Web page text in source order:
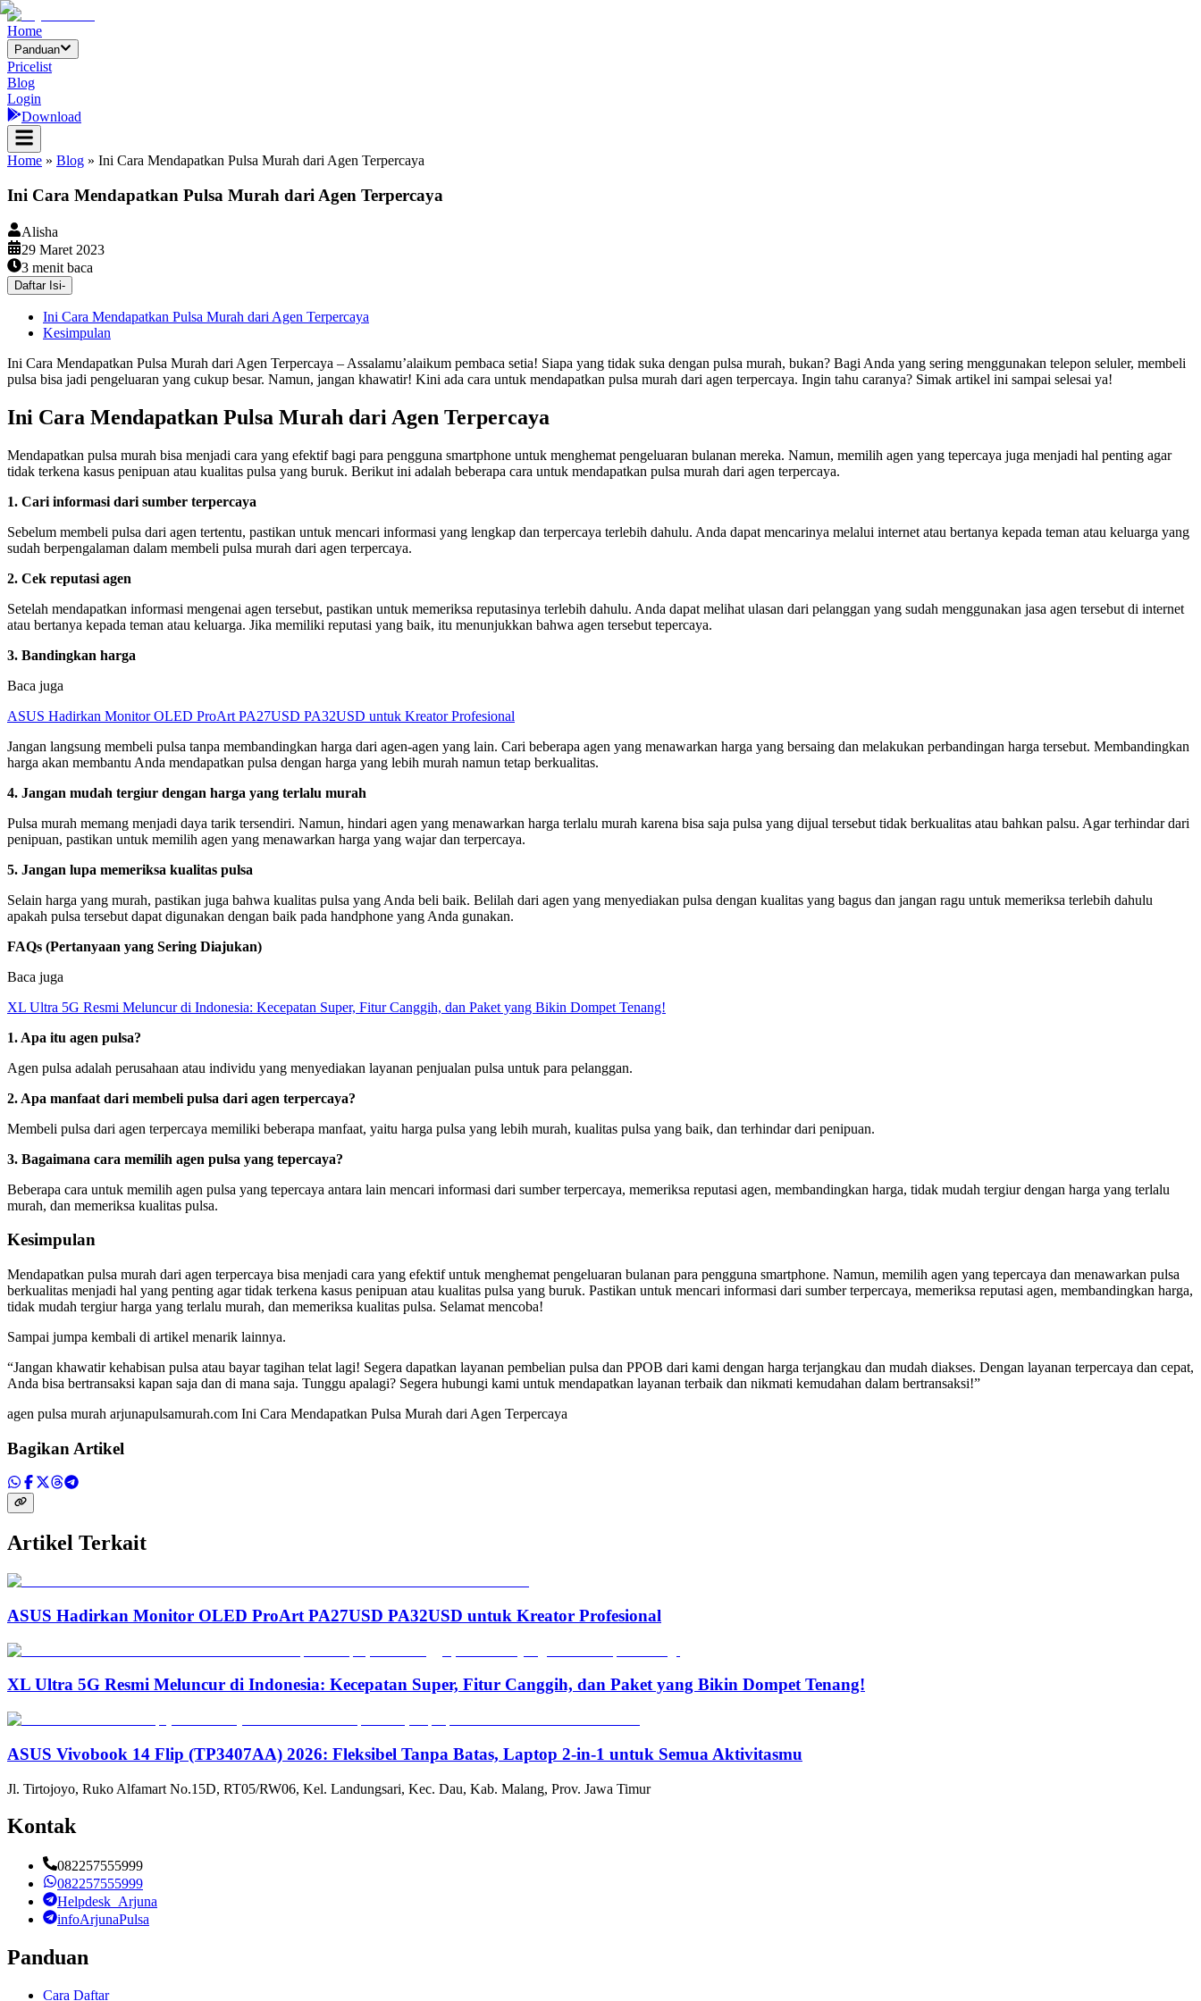
Home
Panduan
Pricelist
Blog
Login
Download
Home » Blog » Ini Cara Mendapatkan Pulsa Murah dari Agen Terpercaya
Ini Cara Mendapatkan Pulsa Murah dari Agen Terpercaya
Alisha
29 Maret 2023
3 menit baca
Daftar Isi-
Ini Cara Mendapatkan Pulsa Murah dari Agen Terpercaya
Kesimpulan
Ini Cara Mendapatkan Pulsa Murah dari Agen Terpercaya – Assalamu’alaikum pembaca setia! Siapa yang tidak suka dengan pulsa murah, bukan? Bagi Anda yang sering menggunakan telepon seluler, membeli
pulsa bisa jadi pengeluaran yang cukup besar. Namun, jangan khawatir! Kini ada cara untuk mendapatkan pulsa murah dari agen terpercaya. Ingin tahu caranya? Simak artikel ini sampai selesai ya!
Ini Cara Mendapatkan Pulsa Murah dari Agen Terpercaya
Mendapatkan pulsa murah bisa menjadi cara yang efektif bagi para pengguna smartphone untuk menghemat pengeluaran bulanan mereka. Namun, memilih agen yang tepercaya juga menjadi hal penting agar
tidak terkena kasus penipuan atau kualitas pulsa yang buruk. Berikut ini adalah beberapa cara untuk mendapatkan pulsa murah dari agen terpercaya.
1. Cari informasi dari sumber terpercaya
Sebelum membeli pulsa dari agen tertentu, pastikan untuk mencari informasi yang lengkap dan terpercaya terlebih dahulu. Anda dapat mencarinya melalui internet atau bertanya kepada teman atau keluarga yang
sudah berpengalaman dalam membeli pulsa murah dari agen terpercaya.
2. Cek reputasi agen
Setelah mendapatkan informasi mengenai agen tersebut, pastikan untuk memeriksa reputasinya terlebih dahulu. Anda dapat melihat ulasan dari pelanggan yang sudah menggunakan jasa agen tersebut di internet
atau bertanya kepada teman atau keluarga. Jika memiliki reputasi yang baik, itu menunjukkan bahwa agen tersebut tepercaya.
3. Bandingkan harga
Baca juga
ASUS Hadirkan Monitor OLED ProArt PA27USD PA32USD untuk Kreator Profesional
Jangan langsung membeli pulsa tanpa membandingkan harga dari agen-agen yang lain. Cari beberapa agen yang menawarkan harga yang bersaing dan melakukan perbandingan harga tersebut. Membandingkan
harga akan membantu Anda mendapatkan pulsa dengan harga yang lebih murah namun tetap berkualitas.
4. Jangan mudah tergiur dengan harga yang terlalu murah
Pulsa murah memang menjadi daya tarik tersendiri. Namun, hindari agen yang menawarkan harga terlalu murah karena bisa saja pulsa yang dijual tersebut tidak berkualitas atau bahkan palsu. Agar terhindar dari
penipuan, pastikan untuk memilih agen yang menawarkan harga yang wajar dan terpercaya.
5. Jangan lupa memeriksa kualitas pulsa
Selain harga yang murah, pastikan juga bahwa kualitas pulsa yang Anda beli baik. Belilah dari agen yang menyediakan pulsa dengan kualitas yang bagus dan jangan ragu untuk memeriksa terlebih dahulu
apakah pulsa tersebut dapat digunakan dengan baik pada handphone yang Anda gunakan.
FAQs (Pertanyaan yang Sering Diajukan)
Baca juga
XL Ultra 5G Resmi Meluncur di Indonesia: Kecepatan Super, Fitur Canggih, dan Paket yang Bikin Dompet Tenang!
1. Apa itu agen pulsa?
Agen pulsa adalah perusahaan atau individu yang menyediakan layanan penjualan pulsa untuk para pelanggan.
2. Apa manfaat dari membeli pulsa dari agen terpercaya?
Membeli pulsa dari agen terpercaya memiliki beberapa manfaat, yaitu harga pulsa yang lebih murah, kualitas pulsa yang baik, dan terhindar dari penipuan.
3. Bagaimana cara memilih agen pulsa yang tepercaya?
Beberapa cara untuk memilih agen pulsa yang tepercaya antara lain mencari informasi dari sumber terpercaya, memeriksa reputasi agen, membandingkan harga, tidak mudah tergiur dengan harga yang terlalu
murah, dan memeriksa kualitas pulsa.
Kesimpulan
Mendapatkan pulsa murah dari agen terpercaya bisa menjadi cara yang efektif untuk menghemat pengeluaran bulanan para pengguna smartphone. Namun, memilih agen yang tepercaya dan menawarkan pulsa
berkualitas menjadi hal yang penting agar tidak terkena kasus penipuan atau kualitas pulsa yang buruk. Pastikan untuk mencari informasi dari sumber terpercaya, memeriksa reputasi agen, membandingkan harga,
tidak mudah tergiur harga yang terlalu murah, dan memeriksa kualitas pulsa. Selamat mencoba!
Sampai jumpa kembali di artikel menarik lainnya.
“Jangan khawatir kehabisan pulsa atau bayar tagihan telat lagi! Segera dapatkan layanan pembelian pulsa dan PPOB dari kami dengan harga terjangkau dan mudah diakses. Dengan layanan terpercaya dan cepat,
Anda bisa bertransaksi kapan saja dan di mana saja. Tunggu apalagi? Segera hubungi kami untuk mendapatkan layanan terbaik dan nikmati kemudahan dalam bertransaksi!”
agen pulsa murah arjunapulsamurah.com Ini Cara Mendapatkan Pulsa Murah dari Agen Terpercaya
Bagikan Artikel
Artikel Terkait
ASUS Hadirkan Monitor OLED ProArt PA27USD PA32USD untuk Kreator Profesional
XL Ultra 5G Resmi Meluncur di Indonesia: Kecepatan Super, Fitur Canggih, dan Paket yang Bikin Dompet Tenang!
ASUS Vivobook 14 Flip (TP3407AA) 2026: Fleksibel Tanpa Batas, Laptop 2-in-1 untuk Semua Aktivitasmu
Jl. Tirtojoyo, Ruko Alfamart No.15D, RT05/RW06, Kel. Landungsari, Kec. Dau, Kab. Malang, Prov. Jawa Timur
Kontak
082257555999
082257555999
Helpdesk_Arjuna
infoArjunaPulsa
Panduan
Cara Daftar